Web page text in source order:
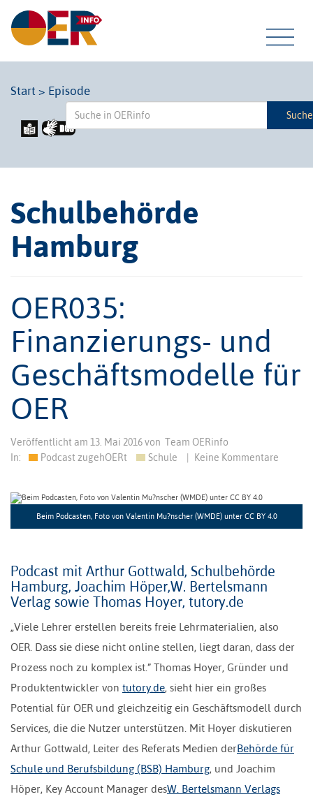
Start > Episode
Schulbehörde
Hamburg
OER035:
Finanzierungs- und
Geschäftsmodelle für
OER
Veröffentlicht am 13. Mai 2016von Team OERinfo
In:
Podcast zugehOERt Schule Keine Kommentare
Beim Podcasten, Foto von Valentin Mu?nscher (WMDE) unter CC BY 4.0
Podcast mit Arthur Gottwald, Schulbehörde
Hamburg, Joachim Höper,W. Bertelsmann
Verlag sowie Thomas Hoyer, tutory.de
„Viele Lehrer erstellen bereits freie Lehrmaterialien, also
OER. Dass sie diese nicht online stellen, liegt daran, dass der
Prozess noch zu komplex ist.” Thomas Hoyer, Gründer und
Produktentwickler von tutory.de, sieht hier ein großes
Potential für OER und gleichzeitig ein Geschäftsmodell durch
Services, die die Nutzer unterstützen. Mit Hoyer diskutieren
Arthur Gottwald, Leiter des Referats Medien derBehörde für
Schule und Berufsbildung (BSB) Hamburg, und Joachim
Höper, Key Account Manager desW. Bertelsmann Verlags